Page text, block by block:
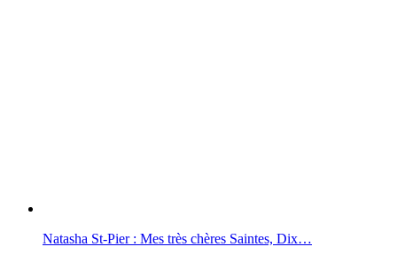
Natasha St-Pier : Mes très chères Saintes, Dix…